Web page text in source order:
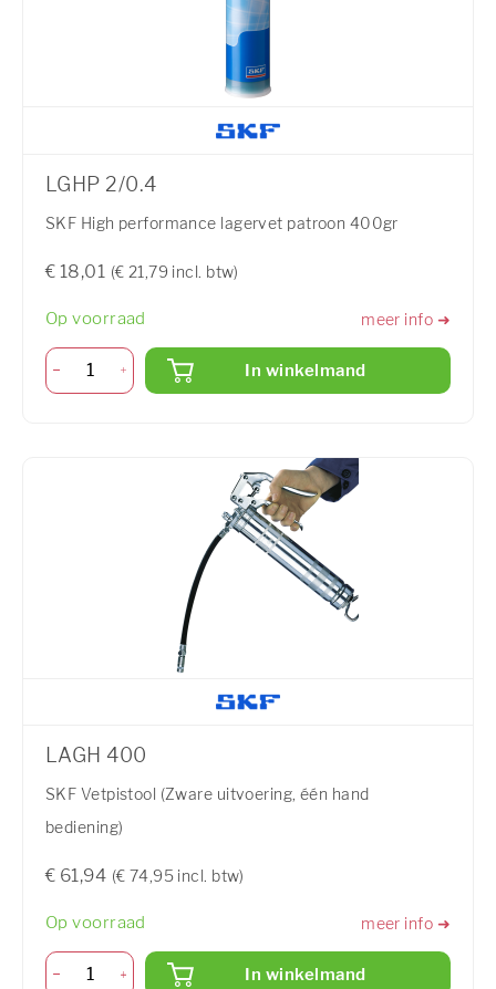
LGHP 2/0.4
SKF High performance lagervet patroon 400gr
€ 18,01 (€ 21,79 incl. btw)
Op voorraad meer info ➜
In winkelmand
LAGH 400
SKF Vetpistool (Zware uitvoering, één hand
bediening)
€ 61,94 (€ 74,95 incl. btw)
Op voorraad meer info ➜
In winkelmand